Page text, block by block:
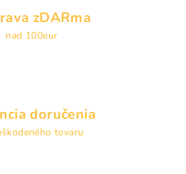
zDARma
nad 100eur
doručenia
tovaru